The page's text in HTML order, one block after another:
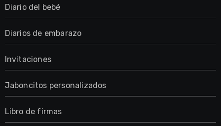
Diario del bebé
Diarios de embarazo
Invitaciones
Jaboncitos personalizados
Libro de firmas